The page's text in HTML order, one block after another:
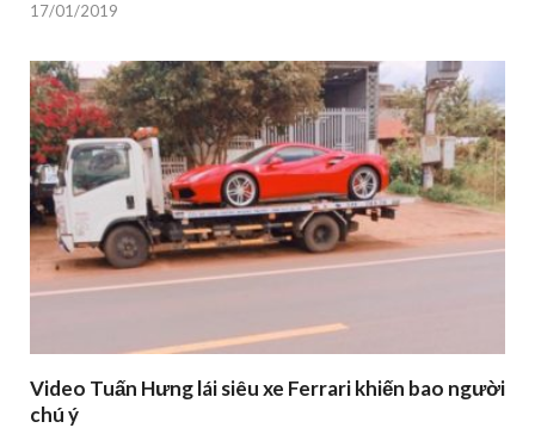
17/01/2019
Video Tuấn Hưng lái siêu xe Ferrari khiến bao người
chú ý